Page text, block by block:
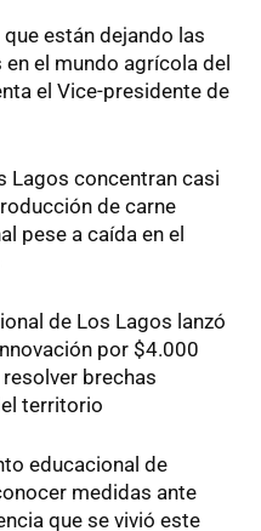
están dejando las
el mundo agrícola del
el Vice-presidente de
Lagos concentran casi
de carne
pese a caída en el
de Los Lagos lanzó
por $4.000
brechas
territorio
educacional de
medidas ante
que se vivió este